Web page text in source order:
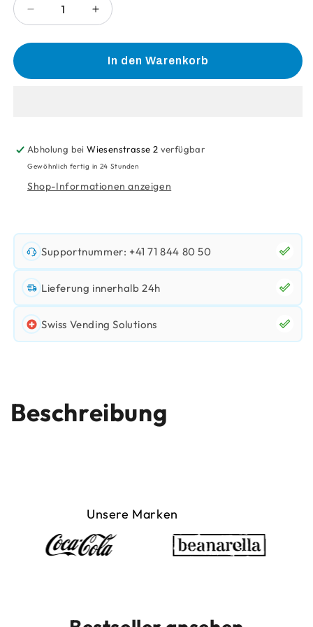
Verringere
die
Menge
Erhöhe
die
Menge
fürIn den Warenkorb
Abholung beiWiesenstrasse 2 verfügbar
Gewöhnlich fertig in 24 Stunden
Shop-Informationen anzeigen
Supportnummer: +41 71 844 80 50
Lieferung innerhalb 24h
Swiss Vending Solutions
Beschreibung
Unsere Marken